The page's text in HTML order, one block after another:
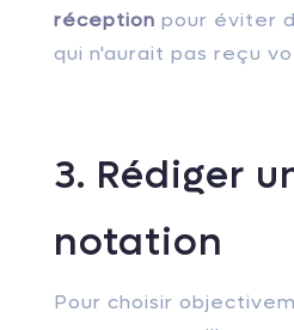
réception pour éviter
qui n'aurait pas reçu
3. Rédiger
notation
Pour choisir